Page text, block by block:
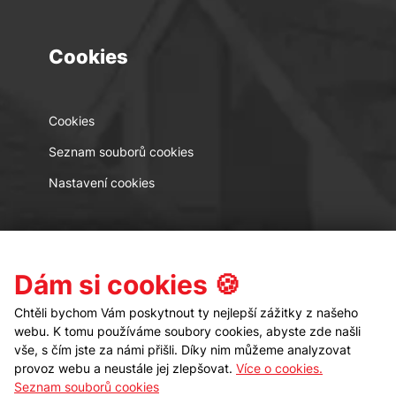
Cookies
Cookies
Seznam souborů cookies
Nastavení cookies
Kontakt Sledujte nás
Dám si cookies 🍪
Chtěli bychom Vám poskytnout ty nejlepší zážitky z našeho
webu. K tomu používáme soubory cookies, abyste zde našli
vše, s čím jste za námi přišli. Díky nim můžeme analyzovat
provoz webu a neustále jej zlepšovat. Více o cookies.
Seznam souborů cookies